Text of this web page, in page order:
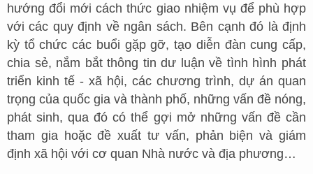
hướng đổi mới cách thức giao nhiệm vụ để phù hợp
với các quy định về ngân sách. Bên cạnh đó là định
kỳ tổ chức các buổi gặp gỡ, tạo diễn đàn cung cấp,
chia sẻ, nắm bắt thông tin dư luận về tình hình phát
triển kinh tế - xã hội, các chương trình, dự án quan
trọng của quốc gia và thành phố, những vấn đề nóng,
phát sinh, qua đó có thể gợi mở những vấn đề cần
tham gia hoặc đề xuất tư vấn, phản biện và giám
định xã hội với cơ quan Nhà nước và địa phương…